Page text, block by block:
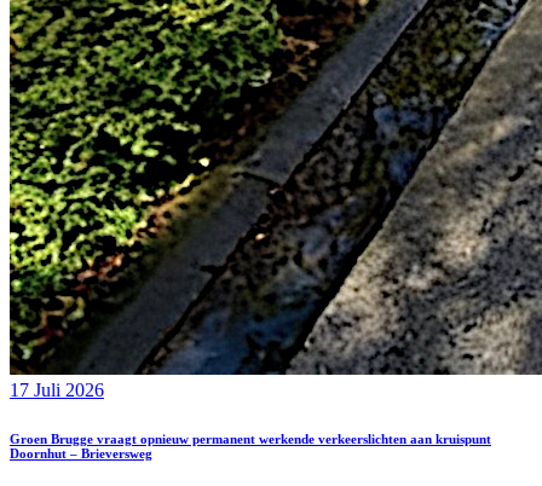
17 Juli 2026
Groen Brugge vraagt opnieuw permanent werkende verkeerslichten aan kruispunt
Doornhut – Brieversweg